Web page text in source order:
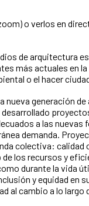
o verlos en
de arquitectura
más actuales en
o el hacer
nueva generación
a las nuevas
demanda.
colectiva:
los recursos y
durante la vida
y equidad en
al cambio a lo